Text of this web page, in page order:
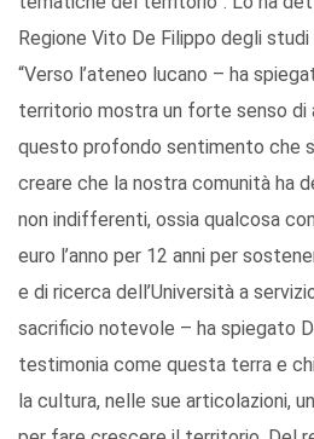
Regione Vito De Filippo degli
“Verso l’ateneo lucano – ha
territorio mostra un forte senso di
questo profondo sentimento che
creare che la nostra comunità ha
non indifferenti, ossia qualcosa
euro l’anno per 12 anni per
e di ricerca dell’Università a
sacrificio notevole – ha spiegato
testimonia come questa terra e
la cultura, nelle sue articolazioni,